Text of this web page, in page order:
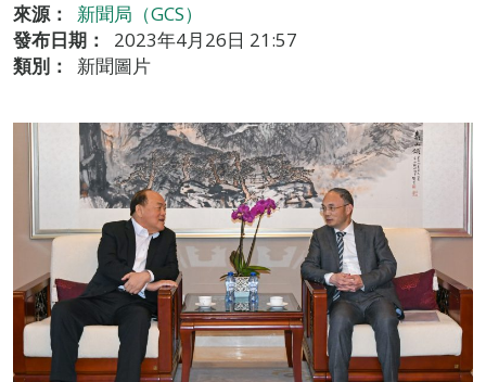
來源：
新聞局（GCS）
發布日期：
2023年4月26日 21:57
類別：
新聞圖片